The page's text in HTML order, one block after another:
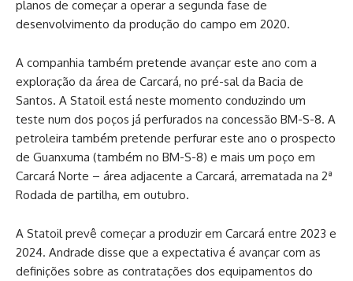
planos de começar a operar a segunda fase de
desenvolvimento da produção do campo em 2020.
A companhia também pretende avançar este ano com a
exploração da área de Carcará, no pré-sal da Bacia de
Santos. A Statoil está neste momento conduzindo um
teste num dos poços já perfurados na concessão BM-S-8. A
petroleira também pretende perfurar este ano o prospecto
de Guanxuma (também no BM-S-8) e mais um poço em
Carcará Norte – área adjacente a Carcará, arrematada na 2ª
Rodada de partilha, em outubro.
A Statoil prevê começar a produzir em Carcará entre 2023 e
2024. Andrade disse que a expectativa é avançar com as
definições sobre as contratações dos equipamentos do